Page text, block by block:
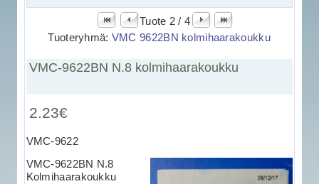
Tuote 2 / 4
Tuoteryhmä: VMC 9622BN kolmihaarakoukku
VMC-9622BN N.8 kolmihaarakoukku
2.23€
VMC-9622
VMC-9622BN N.8
Kolmihaarakoukku